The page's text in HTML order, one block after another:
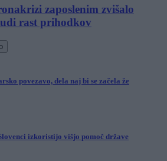
zaposlenim zvišalo
rast prihodkov
povezavo, dela naj bi se začela že
izkoristijo višjo pomoč države